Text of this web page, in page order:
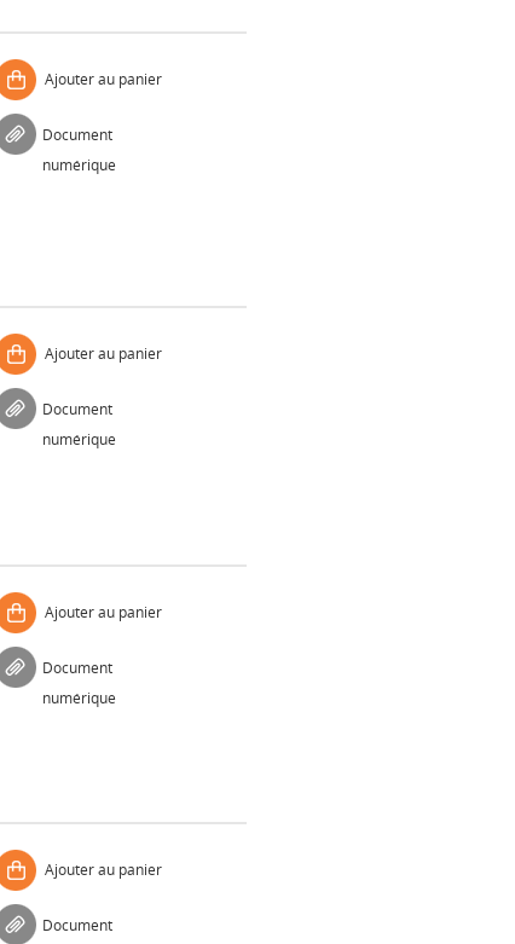
Ajouter au panier
Document
numérique
Ajouter au panier
Document
numérique
Ajouter au panier
Document
numérique
Ajouter au panier
Document